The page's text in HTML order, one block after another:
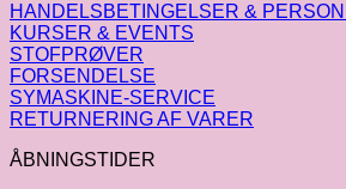
HANDELSBETINGELSER &
KURSER & EVENTS
STOFPRØVER
FORSENDELSE
SYMASKINE-SERVICE
RETURNERING AF VARER
ÅBNINGSTIDER